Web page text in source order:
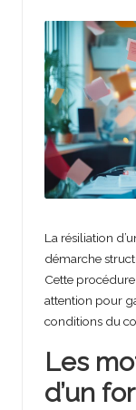
La résiliation
démarche
Cette
attention pour
conditions du
Les
d’un